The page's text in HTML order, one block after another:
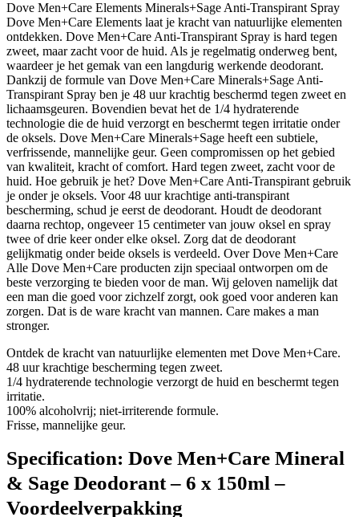
Dove Men+Care Elements Minerals+Sage Anti-Transpirant Spray
Dove Men+Care Elements laat je kracht van natuurlijke elementen
ontdekken. Dove Men+Care Anti-Transpirant Spray is hard tegen
zweet, maar zacht voor de huid. Als je regelmatig onderweg bent,
waardeer je het gemak van een langdurig werkende deodorant.
Dankzij de formule van Dove Men+Care Minerals+Sage Anti-
Transpirant Spray ben je 48 uur krachtig beschermd tegen zweet en
lichaamsgeuren. Bovendien bevat het de 1/4 hydraterende
technologie die de huid verzorgt en beschermt tegen irritatie onder
de oksels. Dove Men+Care Minerals+Sage heeft een subtiele,
verfrissende, mannelijke geur. Geen compromissen op het gebied
van kwaliteit, kracht of comfort. Hard tegen zweet, zacht voor de
huid. Hoe gebruik je het? Dove Men+Care Anti-Transpirant gebruik
je onder je oksels. Voor 48 uur krachtige anti-transpirant
bescherming, schud je eerst de deodorant. Houdt de deodorant
daarna rechtop, ongeveer 15 centimeter van jouw oksel en spray
twee of drie keer onder elke oksel. Zorg dat de deodorant
gelijkmatig onder beide oksels is verdeeld. Over Dove Men+Care
Alle Dove Men+Care producten zijn speciaal ontworpen om de
beste verzorging te bieden voor de man. Wij geloven namelijk dat
een man die goed voor zichzelf zorgt, ook goed voor anderen kan
zorgen. Dat is de ware kracht van mannen. Care makes a man
stronger.
Ontdek de kracht van natuurlijke elementen met Dove Men+Care.
48 uur krachtige bescherming tegen zweet.
1/4 hydraterende technologie verzorgt de huid en beschermt tegen
irritatie.
100% alcoholvrij; niet-irriterende formule.
Frisse, mannelijke geur.
Specification: Dove Men+Care Mineral
& Sage Deodorant – 6 x 150ml –
Voordeelverpakking